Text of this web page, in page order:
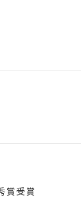
賞受賞